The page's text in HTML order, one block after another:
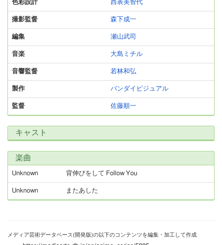
色彩設計 西表美智代
撮影監督 森下成一
編集 瀬山武司
音楽 大島ミチル
音響監督 若林和弘
製作 バンダイビジュアル
監督 佐藤順一
キャスト
楽曲
Unknown 背伸びをして Follow You
Unknown またあした
メディア芸術データベース(開発版)の以下のコンテンツを編集・加工して作成